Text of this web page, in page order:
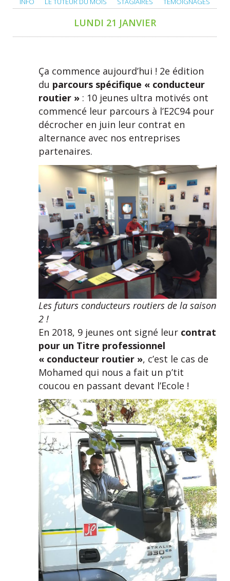
LUNDI 21 JANVIER
Ça commence aujourd’hui ! 2e édition
du parcours spécifique « conducteur
routier » : 10 jeunes ultra motivés ont
commencé leur parcours à l’E2C94 pour
décrocher en juin leur contrat en
alternance avec nos entreprises
partenaires.
Les futurs conducteurs routiers de la saison
2 !
En 2018, 9 jeunes ont signé leur contrat
pour un Titre professionnel
« conducteur routier », c’est le cas de
Mohamed qui nous a fait un p’tit
coucou en passant devant l’Ecole !